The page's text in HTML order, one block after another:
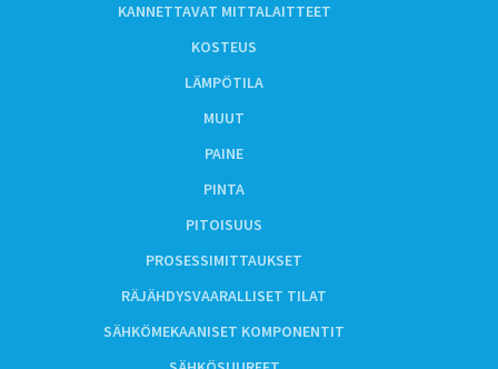
KANNETTAVAT MITTALAITTEET
KOSTEUS
LÄMPÖTILA
MUUT
PAINE
PINTA
PITOISUUS
PROSESSIMITTAUKSET
RÄJÄHDYSVAARALLISET TILAT
SÄHKÖMEKAANISET KOMPONENTIT